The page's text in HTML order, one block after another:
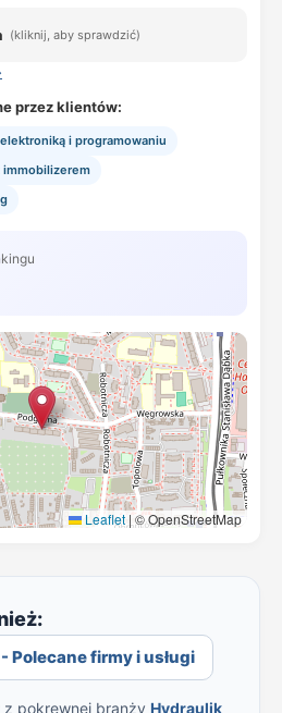
(kliknij, aby sprawdzić)
przez klientów:
i programowaniu
immobilizerem
Leaflet | © OpenStreetMap
Polecane firmy i usługi
pokrewnej branży Hydraulik